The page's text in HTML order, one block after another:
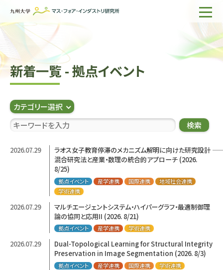
ホーム
IMIについて
組織・所員
研究活動
企業の方へ
サイト内検索
新着一覧 - 拠点イベント
カテゴリー選択
検索
2026.07.29
ラオス女子教育停滞のメカニズム解明に向けた研究設計 ――
混合研究法と産業・数理の統合的アプローチ (2026.
8/25)
拠点イベント 産学連携 国際連携
地域社会連携
学術連携
2026.07.29
マルチエージェントシステム・ハイパーグラフ・最適制御理
論の協同と応用II (2026. 8/21)
拠点イベント 産学連携 学術連携
2026.07.29
Dual-Topological Learning for Structural Integrity
Preservation in Image Segmentation (2026. 8/3)
拠点イベント 産学連携 国際連携 学術連携